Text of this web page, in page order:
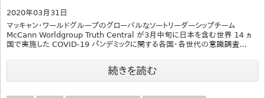
2020年03月31日
マッキャン・ワールドグループのグローバルなソートリーダーシップチーム
McCann Worldgroup Truth Central が3月中旬に日本を含む世界 14 ヵ
国で実施した COVID-19 パンデミックに関する各国・各世代の意識調査...
続きを読む